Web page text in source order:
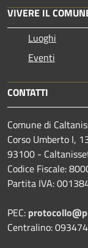
VIVERE IL
Luoghi
Eventi
CONTATTI
Comune di
Corso Umberto I,
93100 -
Codice Fiscale:
Partita IVA:
PEC:
Centralino: